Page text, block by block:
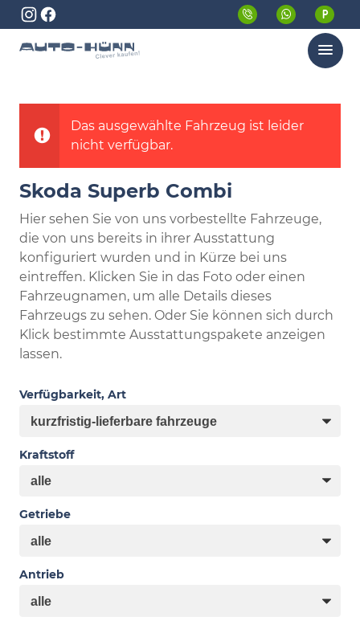
Menü
Das ausgewählte Fahrzeug ist leider
nicht verfügbar.
Skoda Superb Combi
Hier sehen Sie von uns vorbestellte Fahrzeuge,
die von uns bereits in ihrer Ausstattung
konfiguriert wurden und in Kürze bei uns
eintreffen. Klicken Sie in das Foto oder einen
Fahrzeugnamen, um alle Details dieses
Fahrzeugs zu sehen. Oder Sie können sich durch
Klick bestimmte Ausstattungspakete anzeigen
lassen.
Verfügbarkeit, Art
Kraftstoff
Getriebe
Antrieb